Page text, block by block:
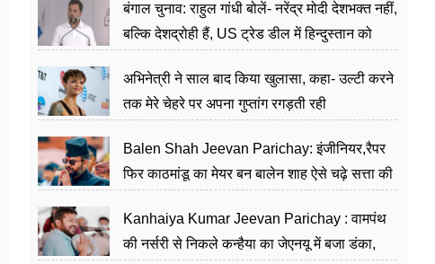
बंगाल चुनाव: राहुल गांधी बोलें- नरेंद्र मोदी देशभक्त नहीं,
बल्कि देशद्रोही हैं, US ट्रेड डील में हिन्दुस्तान को
अभिनेत्री ने साल बाद किया खुलासा, कहा- उल्टी करने
तक मेरे चेहरे पर अपना गुप्तांग रगड़ती रही
Balen Shah Jeevan Parichay: इंजीनियर,रैपर
फिर काठमांडू का मेयर बन बालेन शाह ऐसे चढ़े सत्ता की
Kanhaiya Kumar Jeevan Parichay : वामपंथ
की नर्सरी से निकले कन्हैया का जेएनयू में बजा डंका,